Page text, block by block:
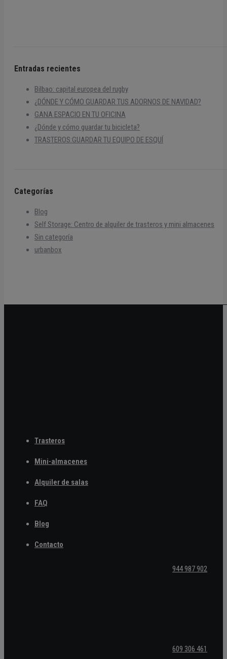
Entradas recientes
Bilbao: capital europea del rugby
¿DÓNDE Y CÓMO GUARDAR TUS ADORNOS DE NAVIDAD?
GANA ESPACIO EN TU OFICINA
¿Dónde y cómo guardar tu bicicleta?
TRASTEROS:GUARDAR TU EQUIPO DE ESQUÍ
Categorías
Blog
Self Storage: Centro de alquiler de trasteros y mini almacenes
Sin categoría
urbanbox
Trasteros
Mini-almacenes
Alquiler de salas
FAQ
Blog
Contacto
944 987 902
609 306 461